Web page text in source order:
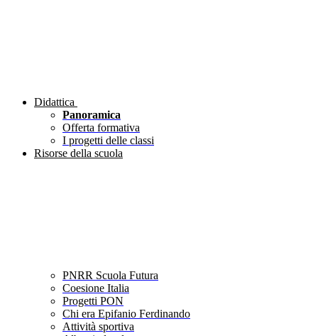
Didattica
Panoramica
Offerta formativa
I progetti delle classi
Risorse della scuola
PNRR Scuola Futura
Coesione Italia
Progetti PON
Chi era Epifanio Ferdinando
Attività sportiva